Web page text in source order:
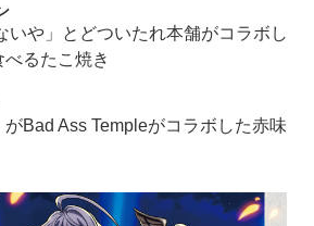
いや」とどついたれ本舗がコラボし
るたこ焼き
がBad Ass Templeがコラボした赤味